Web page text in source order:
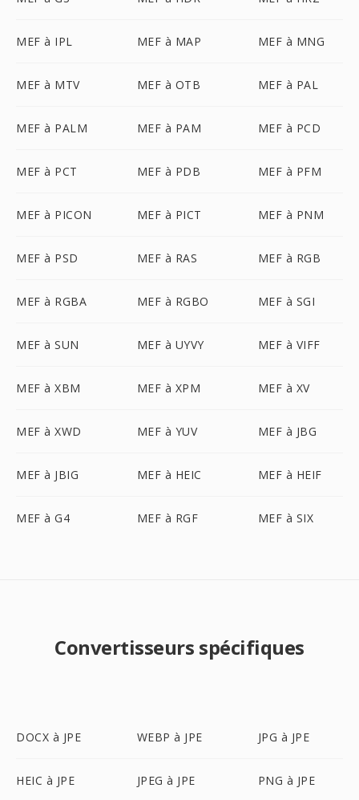
MEF à IPL MEF à MAP MEF à MNG
MEF à MTV MEF à OTB MEF à PAL
MEF à PALM MEF à PAM MEF à PCD
MEF à PCT MEF à PDB MEF à PFM
MEF à PICON MEF à PICT MEF à PNM
MEF à PSD MEF à RAS MEF à RGB
MEF à RGBA MEF à RGBO MEF à SGI
MEF à SUN MEF à UYVY MEF à VIFF
MEF à XBM MEF à XPM MEF à XV
MEF à XWD MEF à YUV MEF à JBG
MEF à JBIG MEF à HEIC MEF à HEIF
MEF à G4 MEF à RGF MEF à SIX
Convertisseurs spécifiques
DOCX à JPE WEBP à JPE JPG à JPE
HEIC à JPE JPEG à JPE PNG à JPE